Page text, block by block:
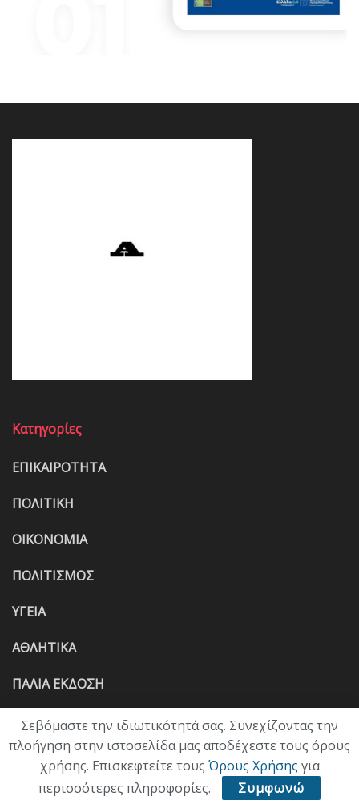
Κατηγορίες
ΕΠΙΚΑΙΡΟΤΗΤΑ
ΠΟΛΙΤΙΚΗ
ΟΙΚΟΝΟΜΙΑ
ΠΟΛΙΤΙΣΜΟΣ
ΥΓΕΙΑ
ΑΘΛΗΤΙΚΑ
ΠΑΛΙΑ ΕΚΔΟΣΗ
Σεβόμαστε την ιδιωτικότητά σας. Συνεχίζοντας την
πλοήγηση στην ιστοσελίδα μας αποδέχεστε τους όρους
χρήσης. Επισκεφτείτε τους Όρους Χρήσης για
περισσότερες πληροφορίες.
Συμφωνώ